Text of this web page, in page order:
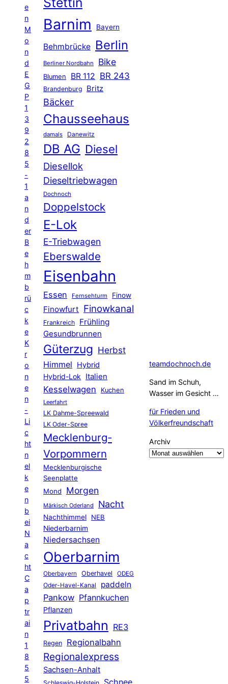
e
n
M
o
n
d
E
G
P
1
3
9
2
8
5
-
1
a
n
d
er
B
e
h
m
b
rü
c
k
e
K
r
o
n
e
n
-
Li
c
ht
n
el
k
e
n
b
ei
N
a
c
ht
C
a
p
tr
ai
n
1
8
5
5
Barnim Bayern
Behmbrücke Berlin
Berliner Nordbahn Bike
Blumen BR 112 BR 243
Brandenburg Britz
Bäcker
Chausseehaus
damals Danewitz
DB AG Diesel
Diesellok
Dieseltriebwagen
Dochnoch
Doppelstock
E-Lok
E-Triebwagen
Eberswalde
Eisenbahn
Essen Fernsehturm Finow
Finowfurt Finowkanal
Frankreich Frühling
Gesundbrunnen
Güterzug Herbst
Himmel
Hybrid
Hybrid-Lok Italien
Kesselwagen Kuchen
Leerfahrt
LK Dahme-Spreewald
LK Oder-Spree
Mecklenburg-
Vorpommern
Mecklenburgische
Seenplatte
Mond
Morgen
Märkisch Oderland Nacht
Nachthimmel
NEB
Niederbarnim
Niedersachsen
Oberbarnim
Oberbayern Oberhavel ODEG
Oder-Havel-Kanal paddeln
Pankow Pfannkuchen
Pflanzen
Privatbahn RE3
Regen Regionalbahn
Regionalexpress
Sachsen-Anhalt
Schnee
teamdochnoch.de
Sand im Schuh,
Wasser im Gesicht …
für Frieden und
Völkerfreundschaft
Archiv